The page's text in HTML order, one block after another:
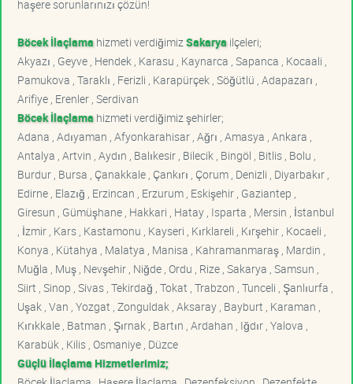
haşere sorunlarınızı çözün!
Böcek İlaçlama hizmeti verdiğimiz Sakarya ilçeleri;
Akyazı , Geyve , Hendek , Karasu , Kaynarca , Sapanca , Kocaali ,
Pamukova , Taraklı , Ferizli , Karapürçek , Söğütlü , Adapazarı ,
Arifiye , Erenler , Serdivan
Böcek İlaçlama hizmeti verdiğimiz şehirler;
Adana , Adıyaman , Afyonkarahisar , Ağrı , Amasya , Ankara ,
Antalya , Artvin , Aydın , Balıkesir , Bilecik , Bingöl , Bitlis , Bolu ,
Burdur , Bursa , Çanakkale , Çankırı , Çorum , Denizli , Diyarbakır ,
Edirne , Elazığ , Erzincan , Erzurum , Eskişehir , Gaziantep ,
Giresun , Gümüşhane , Hakkari , Hatay , Isparta , Mersin , İstanbul
, İzmir , Kars , Kastamonu , Kayseri , Kırklareli , Kırşehir , Kocaeli ,
Konya , Kütahya , Malatya , Manisa , Kahramanmaraş , Mardin ,
Muğla , Muş , Nevşehir , Niğde , Ordu , Rize , Sakarya , Samsun ,
Siirt , Sinop , Sivas , Tekirdağ , Tokat , Trabzon , Tunceli , Şanlıurfa ,
Uşak , Van , Yozgat , Zonguldak , Aksaray , Bayburt , Karaman ,
Kırıkkale , Batman , Şırnak , Bartın , Ardahan , Iğdır , Yalova ,
Karabük , Kilis , Osmaniye , Düzce
Güçlü İlaçlama Hizmetlerimiz;